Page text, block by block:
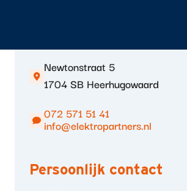
Newtonstraat 5
1704 SB Heerhugowaard
072 571 51 41
info@elektropartners.nl
Persoonlijk contact